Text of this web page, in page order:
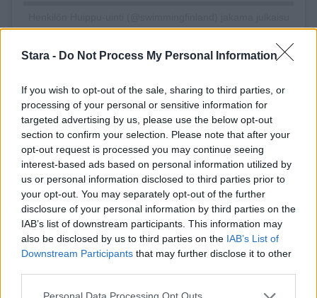
Stara - Do Not Process My Personal Information
If you wish to opt-out of the sale, sharing to third parties, or
processing of your personal or sensitive information for
targeted advertising by us, please use the below opt-out
section to confirm your selection. Please note that after your
opt-out request is processed you may continue seeing
interest-based ads based on personal information utilized by
us or personal information disclosed to third parties prior to
your opt-out. You may separately opt-out of the further
disclosure of your personal information by third parties on the
IAB’s list of downstream participants. This information may
also be disclosed by us to third parties on the IAB’s List of
Downstream Participants that may further disclose it to other
lähteeksiklikkaamalla tästäja ruksittamalla
laatikon. Voit myös lukea lisää tähän artikkeliin
liittyvistä teemoista ja aiheista, kutenLouna
Kasvio,Singapore,uintitai laajemmin samasta
aihealueestaViihdeuutiset-osioistamme.
Ilmoita virheestä·Tietoa meistä·Toimitusperiaatteet